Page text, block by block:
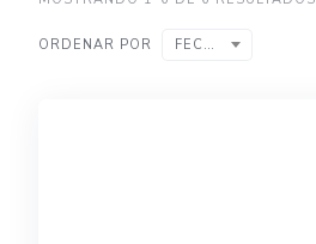
ORDENAR POR FECHA